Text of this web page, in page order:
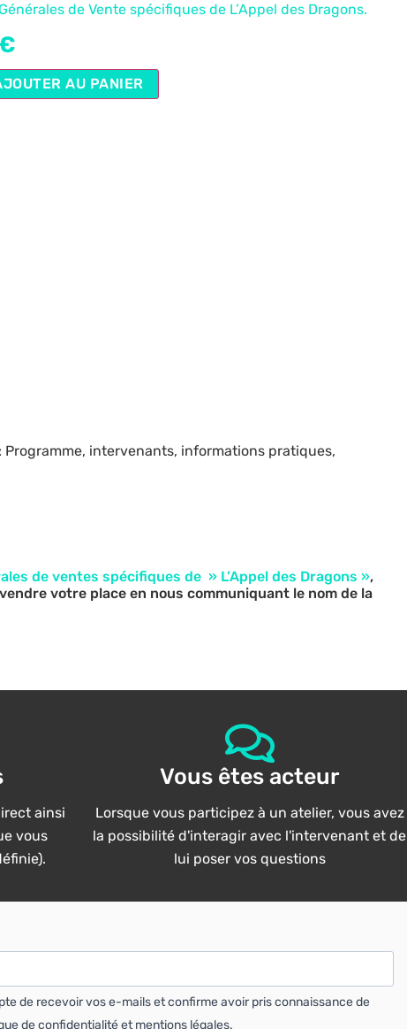
de Vente spécifiques de L’Appel des Dragons.
AU PANIER
: Programme, intervenants, informations pratiques,
de ventes spécifiques de » L’Appel des Dragons »,
votre place en nous communiquant le nom de la
ainsi
vous
Vous êtes acteur
Lorsque vous participez à un atelier, vous avez
la possibilité d'interagir avec l'intervenant et de
lui poser vos questions
de recevoir vos e-mails et confirme avoir pris connaissance de
de confidentialité et mentions légales.